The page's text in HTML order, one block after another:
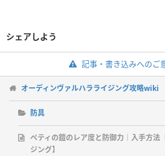
シェアしよう
記事・書き込みへのご
オーディンヴァルハラライジング攻略wiki
防具
ペティの鎧のレア度と防御力｜入手方法
ジング】